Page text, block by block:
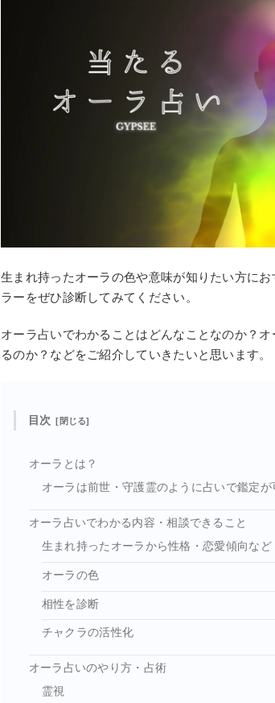
生まれ持ったオーラの色や意味が知りたい方に
ラーをぜひ診断してみてください。
オーラ占いでわかることはどんなことなのか？
るのか？などをご紹介していきたいと思います。
目次
オーラとは？
オーラは前世・守護霊のように占いで鑑定が
オーラ占いでわかる内容・相談できること
生まれ持ったオーラから性格・恋愛傾向など
オーラの色
相性を診断
チャクラの活性化
オーラ占いのやり方・占術
霊視